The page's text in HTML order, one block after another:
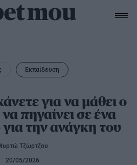
Εκπαίδευση
για να μάθει ο
πηγαίνει σε ένα
την ανάγκη του
Τζώρτζου
20/05/2026